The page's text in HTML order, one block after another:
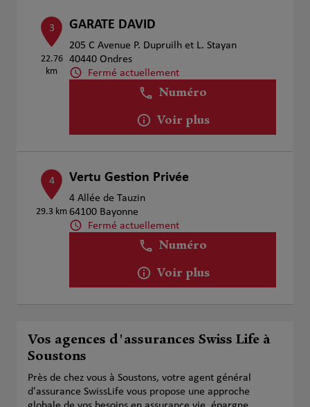
3
22.76
km
GARATE DAVID
205 C Avenue P. Dupruilh et L. Stayan
40440 Ondres
Fermé actuellement
Numéro
Voir plus
4
29.3 km
Vertu Gestion Privée
4 Allée de Tauzin
64100 Bayonne
Fermé actuellement
Numéro
Voir plus
Vos agences d'assurances Swiss Life à
Soustons
Près de chez vous à Soustons, votre agent général
d'assurance SwissLife vous propose une approche